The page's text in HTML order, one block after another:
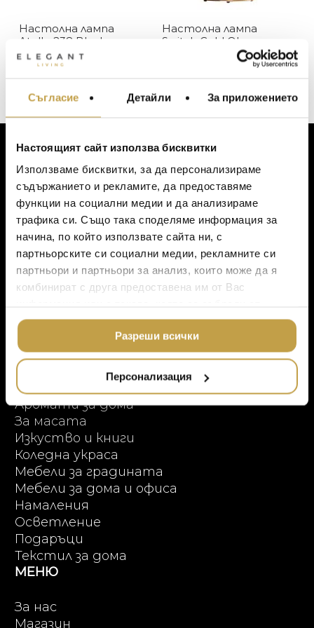
Съгласие Детайли За приложението
Настоящият сайт използва бисквитки
Използваме бисквитки, за да персонализираме
съдържанието и рекламите, да предоставяме
функции на социални медии и да анализираме
трафика си. Също така споделяме информация за
начина, по който използвате сайта ни, с
партньорските си социални медии, рекламните си
партньори и партньори за анализ, които може да я
комбинират с друга предоставена им от Вас
ползването от Ваша страна на услугите им.
Разреши всички
Персонализация
В наличност
Изчерпан, с опция за поръчка
ЦВЯТ
Златно
Черно
Настолна лампа
Atollo 238 Black
768€ (1,502.08 лв.)
Настолна лампа
Switch Gold Oluce
(4,459.29 лв.)
ЗА КЛИЕНТИ
Моят профил
Списък с желания
Количка
Доставка
Ваучер за подарък
Политика за поверителност
Онлайн пазаруване
ПРОДУКТОВИ КАТЕГОРИИ
Висок клас мебели
Аксесоари за интериора
Аромати за дома
За масата
Изкуство и книги
Коледна украса
Мебели за градината
Мебели за дома и офиса
Намаления
Осветление
Подаръци
Текстил за дома
МЕНЮ
За нас
Магазин
МЕБЕЛИ ЗА ДОМА И
ЗА МАСАТА
ТЕКСТИЛ ЗА ДОМА
АРОМАТИ ЗА ДОМА
ИЗКУСТВО И КНИГИ
ВИСОК КЛАС
МЕБЕЛИ
ПОДАРЪЦИ
BACCARAT
TOM DIXON
MICHAEL ARAM
ASSOULINE
SELETTI
DOLCE & GABBANA
ETHNICRAFT
ZUIVER
DUTCHBONE